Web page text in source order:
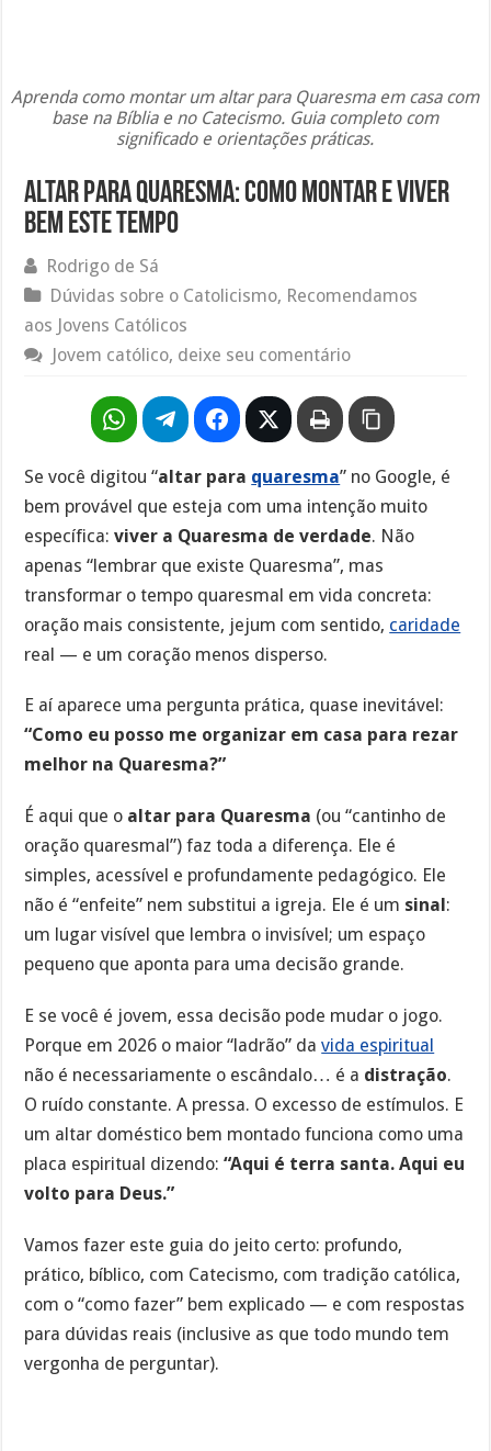
Aprenda como montar um altar para Quaresma em casa com
base na Bíblia e no Catecismo. Guia completo com
significado e orientações práticas.
Altar para Quaresma: como montar e viver
bem este tempo
Rodrigo de Sá
Dúvidas sobre o Catolicismo, Recomendamos
aos Jovens Católicos
Jovem católico, deixe seu comentário
Se você digitou “altar para quaresma” no Google, é
bem provável que esteja com uma intenção muito
específica:viver a Quaresma de verdade. Não
apenas “lembrar que existe Quaresma”, mas
transformar o tempo quaresmal em vida concreta:
oração mais consistente, jejum com sentido, caridade
real — e um coração menos disperso.
E aí aparece uma pergunta prática, quase inevitável:
“Como eu posso me organizar em casa para rezar
melhor na Quaresma?”
É aqui que o altar para Quaresma (ou “cantinho de
oração quaresmal”) faz toda a diferença. Ele é
simples, acessível e profundamente pedagógico. Ele
não é “enfeite” nem substitui a igreja. Ele é um sinal :
um lugar visível que lembra o invisível; um espaço
pequeno que aponta para uma decisão grande.
E se você é jovem, essa decisão pode mudar o jogo.
Porque em 2026 o maior “ladrão” davida espiritual
não é necessariamente o escândalo… é a distração.
O ruído constante. A pressa. O excesso de estímulos. E
um altar doméstico bem montado funciona como uma
placa espiritual dizendo:“Aqui é terra santa. Aqui eu
volto para Deus.”
Vamos fazer este guia do jeito certo: profundo,
prático, bíblico, com Catecismo, com tradição católica,
com o “como fazer” bem explicado — e com respostas
para dúvidas reais (inclusive as que todo mundo tem
vergonha de perguntar).